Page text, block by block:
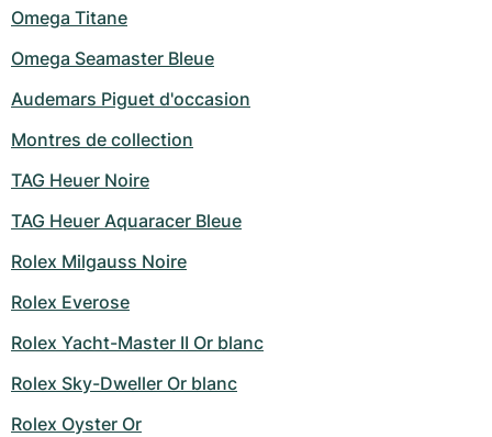
Omega Titane
Omega Seamaster Bleue
Audemars Piguet d'occasion
Montres de collection
TAG Heuer Noire
TAG Heuer Aquaracer Bleue
Rolex Milgauss Noire
Rolex Everose
Rolex Yacht-Master II Or blanc
Rolex Sky-Dweller Or blanc
Rolex Oyster Or